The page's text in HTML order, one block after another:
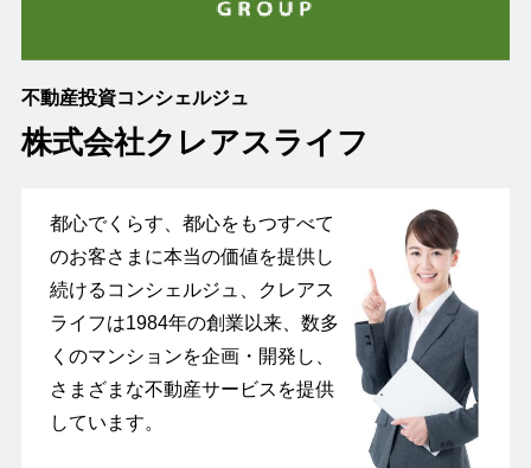
不動産投資コンシェルジュ
株式会社クレアスライフ
都心でくらす、都心をもつすべて
のお客さまに本当の価値を提供し
続けるコンシェルジュ、クレアス
ライフは1984年の創業以来、数多
くのマンションを企画・開発し、
さまざまな不動産サービスを提供
しています。